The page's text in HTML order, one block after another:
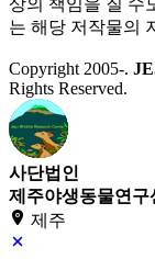
상의 책임을 질 수
는 해당 저작물의
Copyright 2005-.
Rights Reserved.
사단법인
제주야생동물연구
제주